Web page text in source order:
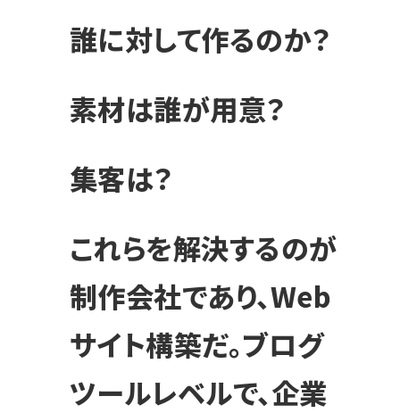
誰に対して作るのか？
素材は誰が用意？
集客は？
これらを解決するのが
制作会社であり、Web
サイト構築だ。ブログ
ツールレベルで、企業